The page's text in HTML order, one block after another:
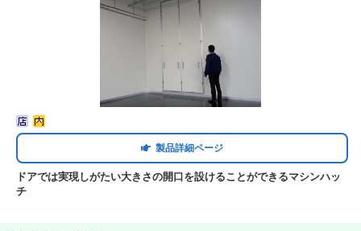
製品詳細ページ
ドアでは実現しがたい大きさの開口を設けることができるマシンハッ
チ